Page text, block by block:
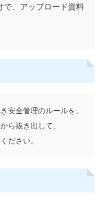
で、アップロード資料
安全管理のルールを、
ら抜き出して、